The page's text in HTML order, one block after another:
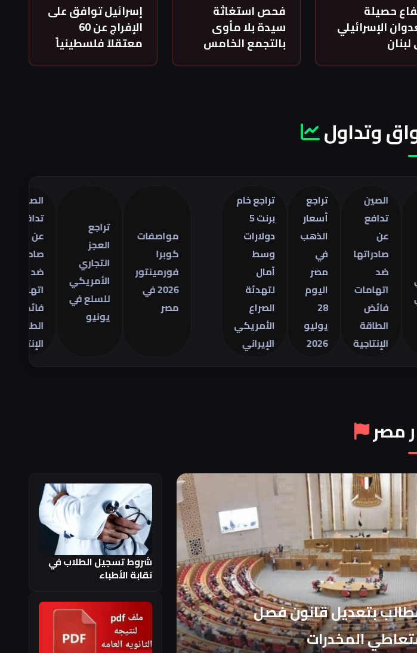
حصيلة
الإسرائيلي
فحص استغاثة
سيدة بلا مأوى
بالتجمع الخامس
إسرائيل توافق على
الإفراج عن 60
معتقلاً فلسطينياً
وتداول
تدافع
صادراتها
اتهامات
فائض
الطاقة
الإنتاجية
أسعار
الذهب
تراجع خام
برنت 5
دولارات
لتهدئة
الصراع
الأمريكي
الإيراني
مواصفات
فورمينتور
2026 في
التجاري
الأمريكي
للسلع في
تدافع
صادراتها
اتهامات
فائض
الطاقة
الإنتاجية
مصر
بتعديل قانون فصل
المخدرات
شروط تسجيل الطلاب في
نقابة الأطباء